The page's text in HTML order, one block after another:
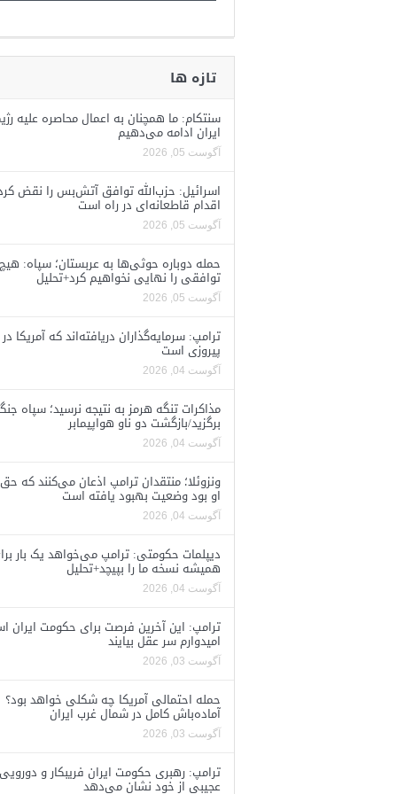
تازه ها
سنتکام: ما همچنان به اعمال محاصره علیه
ایران ادامه می‌دهیم
آگوست 05, 2026
اسرائیل: حزب‌الله توافق آتش‌بس را نقض
اقدام قاطعانه‌ای در راه است
آگوست 05, 2026
حمله دوباره حوثی‌ها به عربستان؛ سپاه: هیچ
توافقی را نهایی نخواهیم کرد+تحلیل
آگوست 05, 2026
ترامپ: سرمایه‌گذاران دریافته‌اند که آمریکا
پیروزی است
آگوست 04, 2026
مذاکرات تنگه هرمز به نتیجه نرسید؛ سپاه
برگزید/بازگشت دو ناو هواپیمابر
آگوست 04, 2026
ونزوئلا؛ منتقدان ترامپ اذعان می‌کنند که حق
او بود وضعیت بهبود یافته است
آگوست 04, 2026
دیپلمات حکومتی: ترامپ می‌خواهد یک بار
همیشه نسخه ما را بپیچد+تحلیل
آگوست 04, 2026
ترامپ: این آخرین فرصت برای حکومت ایران
امیدوارم سر عقل بیایند
آگوست 03, 2026
حمله احتمالی آمریکا چه شکلی خواهد بود؟
آماده‌باش کامل در شمال غرب ایران
آگوست 03, 2026
ترامپ: رهبری حکومت ایران فریبکار و دورویی
عجیبی از خود نشان می‌دهد